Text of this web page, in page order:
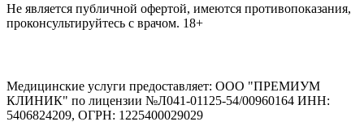
Не является публичной офертой, имеются противопоказания,
проконсультируйтесь с врачом. 18+
Медицинские услуги предоставляет: ООО "ПРЕМИУМ
КЛИНИК" по лицензии №Л041-01125-54/00960164 ИНН:
5406824209, ОГРН: 1225400029029